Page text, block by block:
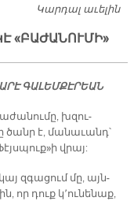
Կարդալ աւելին
«ԲԱԺԱՆՈՒՄԻ»
ԳԱԼԵՄՔԷՐԵԱՆ
խզու­
ծանր է, մա­նա­ւանդ՝
վրայ:
զգա­ցում մը, այն­
որ դուք կ՚ու­նե­նաք,